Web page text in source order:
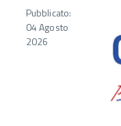
Pubblicato:
04 Agosto
2026